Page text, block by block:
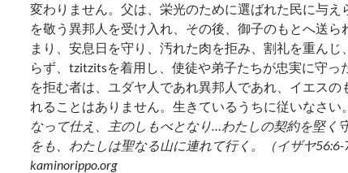
変わりません。父は、栄光のために選ばれた民に与え
を敬う異邦人を受け入れ、その後、御子のもとへ送ら
まり、安息日を守り、汚れた肉を拒み、割礼を重んじ
らず、tzitzitsを着用し、使徒や弟子たちが忠実に守っ
を拒む者は、ユダヤ人であれ異邦人であれ、イエスの
れることはありません。生きているうちに従いなさい
なって仕え、主のしもべとなり…わたしの契約を堅く
をも、わたしは聖なる山に連れて行く。（イザヤ56:6-
kaminorippo.org